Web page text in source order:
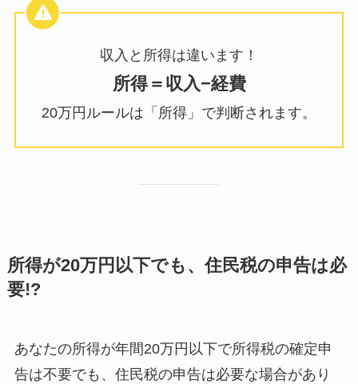
収入と所得は違います！
所得＝収入−経費
20万円ルールは「所得」で判断されます。
所得が20万円以下でも、住民税の申告は必
要!?
あなたの所得が年間20万円以下で所得税の確定申
告は不要でも、住民税の申告は必要な場合があり